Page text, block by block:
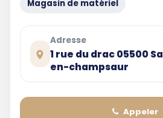
Magasin de matériel
Adresse
1 rue du drac 05500
en-champsaur
Appeler